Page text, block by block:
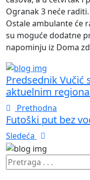
Ogranak 3 neće raditi.
Ostale ambulante će
su moguće dodatne
napominju iz Doma
Predsednik Vučić
aktuelnim
Prethodna
Futoški put bez
Sledeća